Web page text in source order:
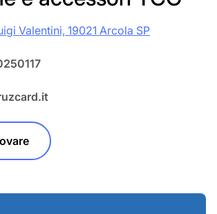
Valentini, 19021 Arcola SP